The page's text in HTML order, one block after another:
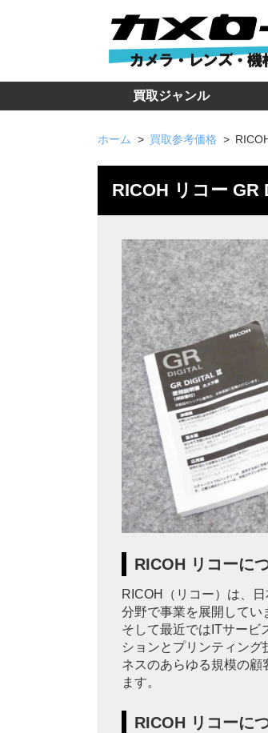
買取ジャンル
ホーム 買取参考価格
RICOH リコー GR
RICOH リコーに
RICOH（リコー）は、
分野で事業を展開してい
そして最近ではITサービ
ションとプリンティン
ネスのあらゆる規模の
ます。
RICOH リコーに